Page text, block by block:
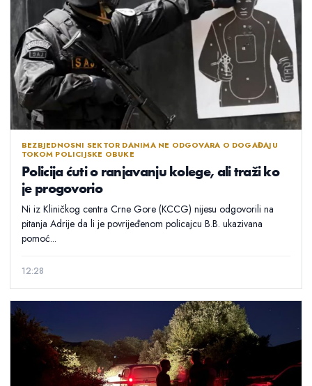
BEZBJEDNOSNI SEKTOR DANIMA NE ODGOVARA O DOGAĐAJU
TOKOM POLICIJSKE OBUKE
Policija ćuti o ranjavanju kolege, ali traži ko
je progovorio
Ni iz Kliničkog centra Crne Gore (KCCG) nijesu odgovorili na
pitanja Adrije da li je povrijeđenom policajcu B.B. ukazivana
pomoć...
12:28